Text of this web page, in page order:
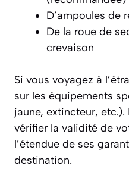
D’ampoules de
De la roue de
crevaison
Si vous voyagez à
sur les équipements
jaune, extincteur, etc.).
vérifier la validité de
l’étendue de ses
destination.